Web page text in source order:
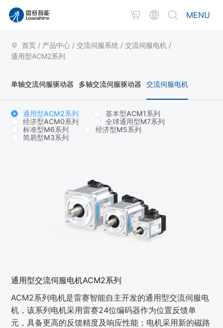
MENU
首页 / 产品中心 / 交流伺服系统 / 交流伺服电机 /
通用型ACM2系列
单轴交流伺服驱动器 多轴交流伺服驱动器 交流伺服电机
通用型ACM2系列
基本型ACM1系列
经济型ACM0系列
全球通用型M7系列
标准型M6系列
经济型M5系列
简易型M3系列
通用型交流伺服电机ACM2系列
ACM2系列电机是雷赛智能自主开发的通用型交流伺服电
机，该系列电机采用雷赛24位编码器作为位置反馈单
元，具备更高的反馈精度及响应性能；电机采用新的磁路